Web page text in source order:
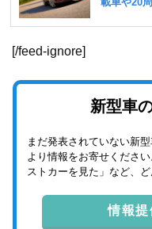
[/feed-ignore]
新型車
まだ発表されていない新
より情報をお寄せくださ
ストカーを見た」など、
情報提